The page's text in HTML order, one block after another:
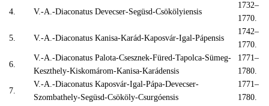
4. V.-A.-Diaconatus Devecser-Següsd-Csökölyiensis
1732–
1770.
5. V.-A.-Diaconatus Kanisa-Karád-Kaposvár-Igal-Pápensis
1742–
1770.
6.
V.-A.-Diaconatus Palota-Csesznek-Füred-Tapolca-Sümeg-
Keszthely-Kiskomárom-Kanisa-Karádensis
1771–
1780.
7.
V.-A.-Diaconatus Kaposvár-Igal-Pápa-Devecser-
Szombathely-Següsd-Csököly-Csurgóensis
1771–
1780.